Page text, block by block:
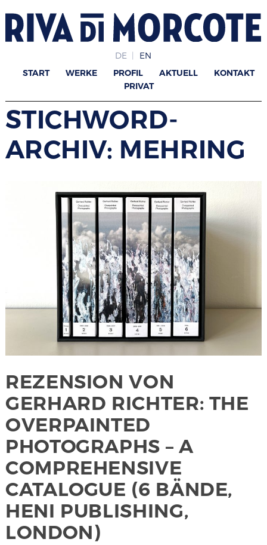
DE EN
START WERKE PROFIL AKTUELL
KONTAKT
PRIVAT
STICHWORD-
ARCHIV: MEHRING
REZENSION VON
GERHARD RICHTER: THE
OVERPAINTED
PHOTOGRAPHS – A
COMPREHENSIVE
CATALOGUE (6 BÄNDE,
HENI PUBLISHING,
LONDON)